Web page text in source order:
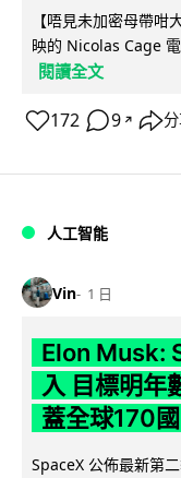
【唔見未加密母帶
映的 Nicolas Cage
閱讀全文
172 9 ↗
人工智能
Vin 1 日
Elon Musk:
入 目標明年
蓋全球170國
SpaceX 公佈最新第